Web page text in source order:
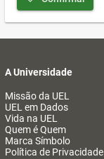
A Universidade
Missão da UEL
UEL em Dados
Vida na UEL
Quem é Quem
Marca Símbolo
Política de Privacidade